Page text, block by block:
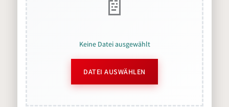
Keine Datei ausgewählt
DATEI AUSWÄHLEN